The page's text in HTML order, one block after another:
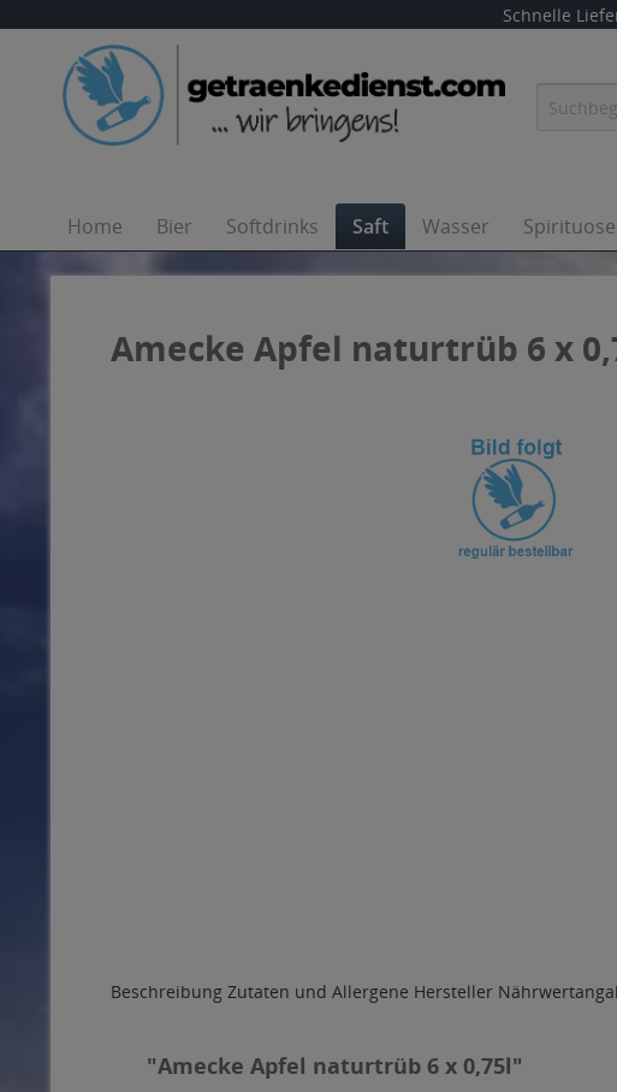
Schnelle
Home Bier Softdrinks Saft Wasser
Amecke Apfel naturtrüb 6 x
Beschreibung Zutaten und Allergene Hersteller
"Amecke Apfel naturtrüb 6 x 0,75l"